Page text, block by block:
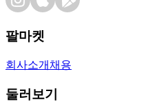
팔마켓
회사소개 채용
둘러보기